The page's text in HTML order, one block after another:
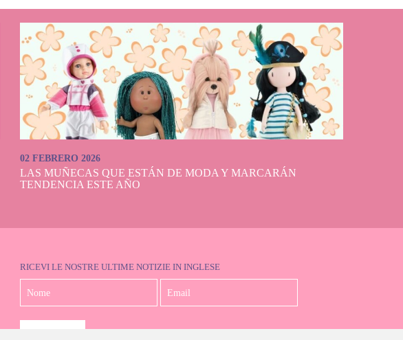
02 FEBRERO 2026
LAS MUÑECAS QUE ESTÁN DE MODA Y MARCARÁN
TENDENCIA ESTE AÑO
RICEVI LE NOSTRE ULTIME NOTIZIE IN INGLESE